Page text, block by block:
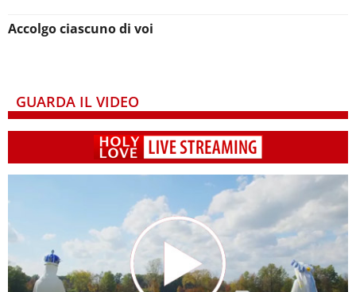
Accolgo ciascuno di voi
GUARDA IL VIDEO